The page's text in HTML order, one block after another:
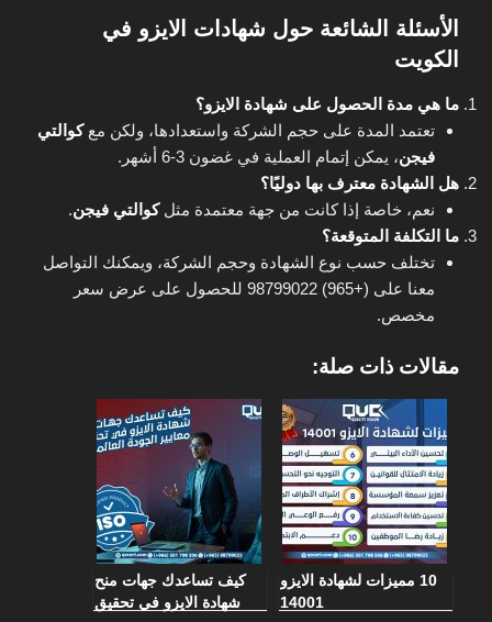
الأسئلة الشائعة حول شهادات الايزو في
الكويت
ما هي مدة الحصول على شهادة الايزو؟
تعتمد المدة على حجم الشركة واستعدادها، ولكن معكوالتي
فيجن، يمكن إتمام العملية في غضون 3-6 أشهر.
هل الشهادة معترف بها دوليًا؟
نعم، خاصة إذا كانت من جهة معتمدة مثلكوالتي فيجن.
ما التكلفة المتوقعة؟
تختلف حسب نوع الشهادة وحجم الشركة، ويمكنك التواصل
معنا على (+965) 98799022 للحصول على عرض سعر
مخصص.
مقالات ذات صلة:
10 مميزات لشهادة الايزو
14001
كيف تساعدك جهات منح
شهادة الايزو في تحقيق